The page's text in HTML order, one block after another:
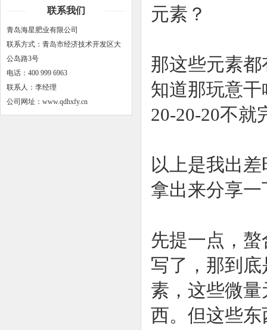
联系我们
青岛海星肥业有限公司
联系方式：青岛市经济技术开发区大
公岛路3号
电话：400 999 6963
联系人：李经理
公司网址：www.qdhxfy.cn
元素？
那这些元素
知道那玩意
20-20-20不就
以上是我出
拿出来分享一
先提一点，
写了，那到
素，这些微
西。但这些